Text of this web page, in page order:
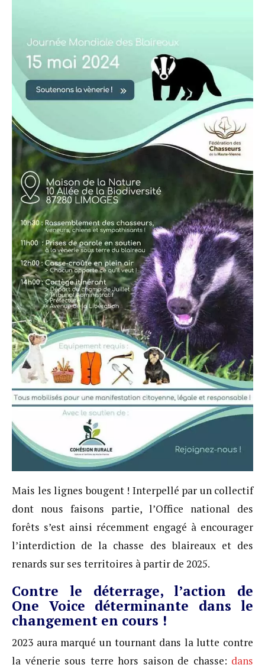
Mais les lignes bougent ! Interpellé par un collectif
dont nous faisons partie, l’Office national des
forêts s’est ainsi récemment engagé à encourager
l’interdiction de la chasse des blaireaux et des
renards sur ses territoires à partir de 2025.
Contre le déterrage, l’action de
One Voice déterminante dans le
changement en cours !
2023 aura marqué un tournant dans la lutte contre
la vénerie sous terre hors saison de chasse: dans